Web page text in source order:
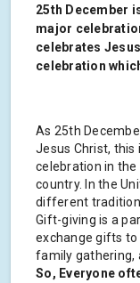
25th December
major
celebrates
celebration
As 25th
Jesus Christ, this
celebration in the
country. In the
different
Gift-giving is a
exchange gifts to
family gathering,
So, Everyone